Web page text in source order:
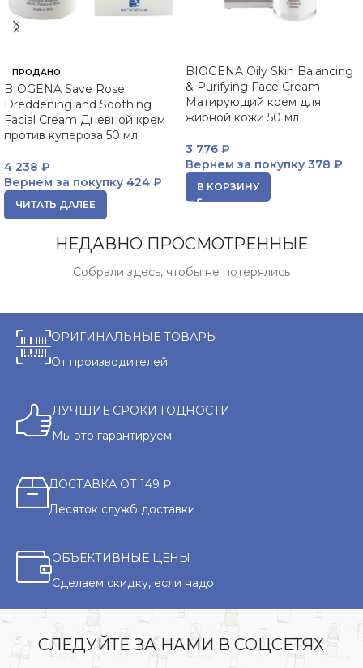
ПРОДАНО
BIOGENA Save Rose
Dreddening and Soothing
Facial Cream Дневной крем
против купероза 50 мл
4 238 ₽
Вернем за покупку 424 ₽
ЧИТАТЬ ДАЛЕЕ
BIOGENA Oily Skin Balancing
& Purifying Face Cream
Матирующий крем для
жирной кожи 50 мл
3 776 ₽
Вернем за покупку 378 ₽
В КОРЗИНУ
НЕДАВНО ПРОСМОТРЕННЫЕ
Собрали здесь, чтобы не потерялись
ОРИГИНАЛЬНЫЕ ТОВАРЫ
От производителей
ЛУЧШИЕ СРОКИ ГОДНОСТИ
Мы это гарантируем
ДОСТАВКА ОТ 149 ₽
Десяток служб доставки
ОБЪЕКТИВНЫЕ ЦЕНЫ
Сделаем скидку, если надо
СЛЕДУЙТЕ ЗА НАМИ В СОЦСЕТЯХ